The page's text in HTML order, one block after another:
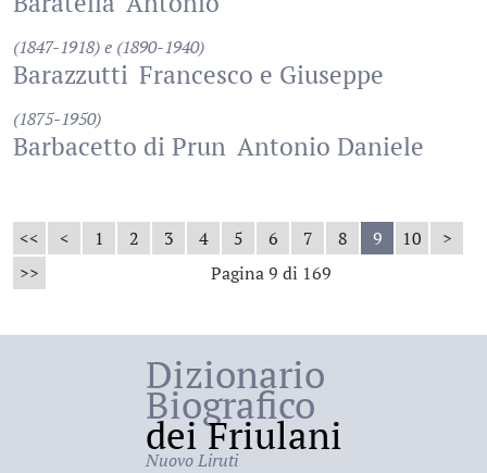
(1847-1918) e (1890-1940)
Barazzutti Francesco e Giuseppe
(1875-1950)
Barbacetto di Prun Antonio Daniele
<< < 1 2 3 4 5 6 7 8 9 10
>
>>
Pagina 9 di 169
Dizionario
Biografico
dei Friulani
Nuovo Liruti